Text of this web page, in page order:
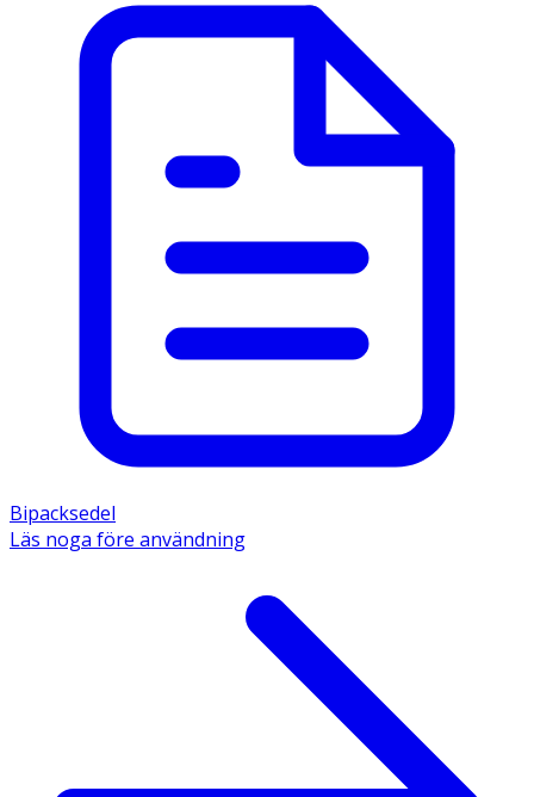
OK för gravida och ammande:
Bipacksedel
Läs noga före användning